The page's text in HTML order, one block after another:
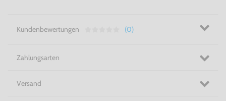
Kundenbewertungen (0)
Zahlungsarten
Versand